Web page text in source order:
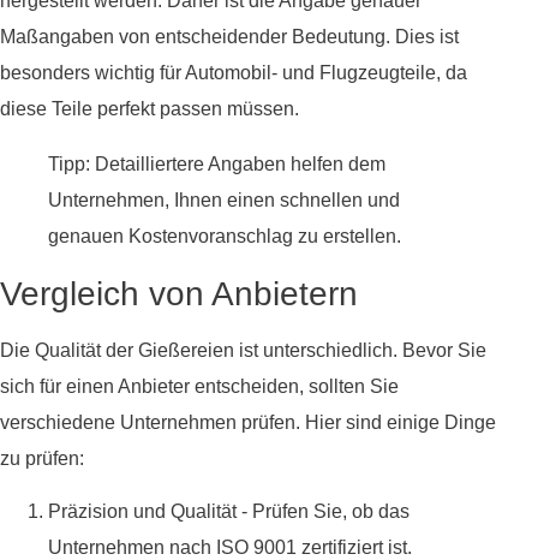
Maßangaben von entscheidender Bedeutung. Dies ist
besonders wichtig für Automobil- und Flugzeugteile, da
diese Teile perfekt passen müssen.
Tipp: Detailliertere Angaben helfen dem
Unternehmen, Ihnen einen schnellen und
genauen Kostenvoranschlag zu erstellen.
Vergleich von Anbietern
Die Qualität der Gießereien ist unterschiedlich. Bevor Sie
sich für einen Anbieter entscheiden, sollten Sie
verschiedene Unternehmen prüfen. Hier sind einige Dinge
zu prüfen:
Präzision und Qualität - Prüfen Sie, ob das
Unternehmen nach ISO 9001 zertifiziert ist.